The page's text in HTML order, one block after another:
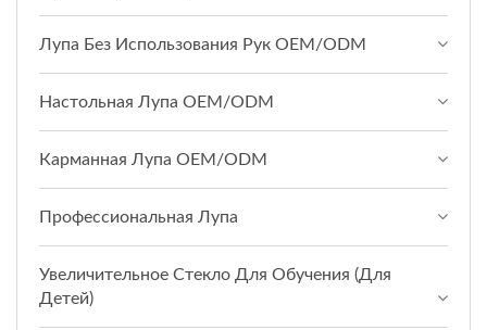
Лупа Без Использования Рук OEM/ODM
Настольная Лупа OEM/ODM
Карманная Лупа OEM/ODM
Профессиональная Лупа
Увеличительное Стекло Для Обучения (для
Детей)